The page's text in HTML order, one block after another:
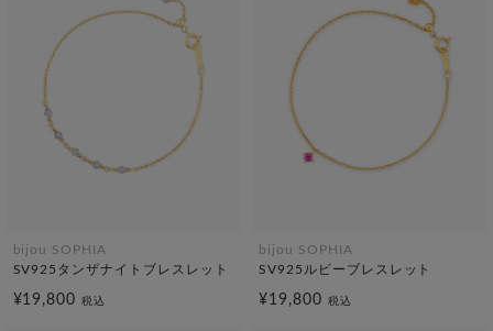
bijou SOPHIA
SV925タンザナイトブレスレット
¥19,800税込
bijou SOPHIA
SV925ルビーブレスレット
¥19,800 税込